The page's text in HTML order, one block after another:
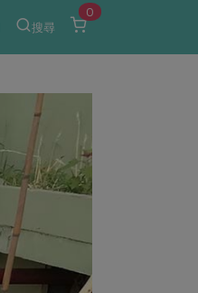
搜尋
0